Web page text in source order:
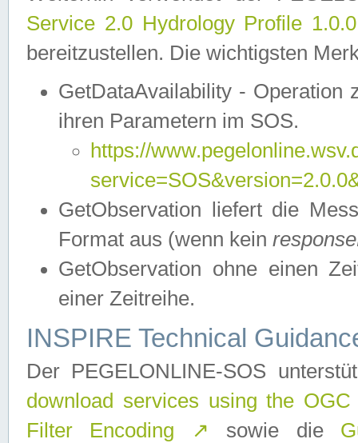
Service 2.0 Hydrology Profile
bereitzustellen. Die wichtigsten
GetDataAvailability - Operation
ihren Parametern im SOS.
https://
GetObservation liefert die
Format aus (wenn kein
GetObservation ohne einen
einer Zeitreihe.
INSPIRE Technical
Der PEGELONLINE-SOS
download services using the
Filter Encoding
↗ sowie die